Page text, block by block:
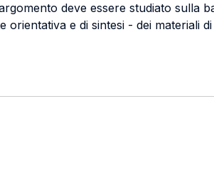
deve essere studiato sulla
e di sintesi - dei materiali